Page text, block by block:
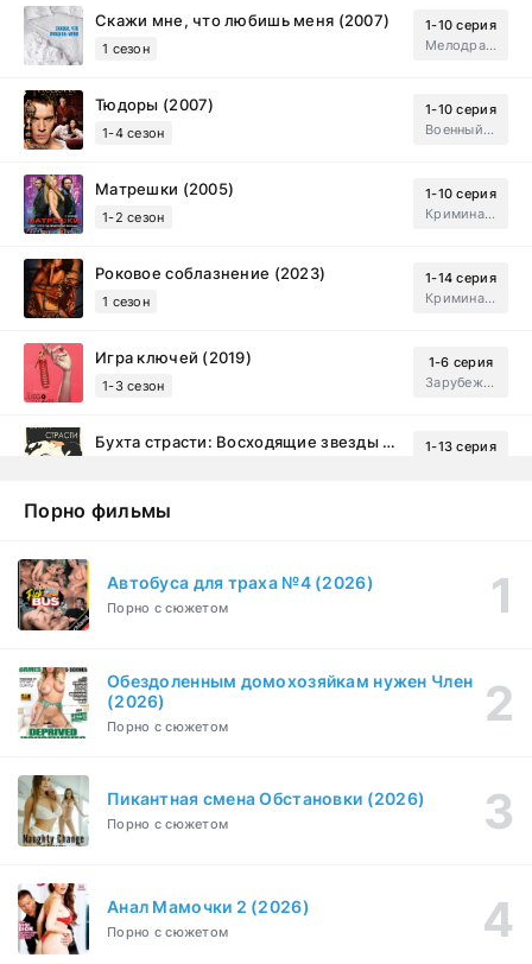
Скажи мне, что любишь меня (2007)
1 сезон
1-10 серия
Мелодрама, Драма
Тюдоры (2007)
1-4 сезон
1-10 серия
Военный, Исторический, Зарубежный, Мелодрама, Драма
Матрешки (2005)
1-2 сезон
1-10 серия
Криминал, Драма
Роковое соблазнение (2023)
1 сезон
1-14 серия
Криминал, Мистический, Триллер, Драма
Игра ключей (2019)
1-3 сезон
1-6 серия
Зарубежный, Мелодрама, Драма
Бухта страсти: Восходящие звезды (2000)
1-13 серия
Эйфория (2019)
Бисексуалка (2018)
Сутенёры (2023)
1 сезон
1-6 серия
Порно фильмы
Автобуса для траха №4 (2026)
Порно с сюжетом
Обездоленным домохозяйкам нужен Член
(2026)
Порно с сюжетом
Пикантная смена Обстановки (2026)
Порно с сюжетом
Анал Мамочки 2 (2026)
Порно с сюжетом